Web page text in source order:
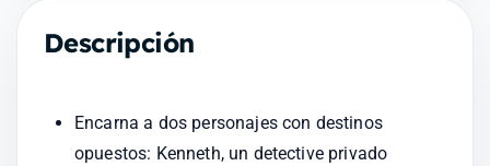
Descripción
Encarna a dos personajes con destinos
opuestos: Kenneth, un detective privado